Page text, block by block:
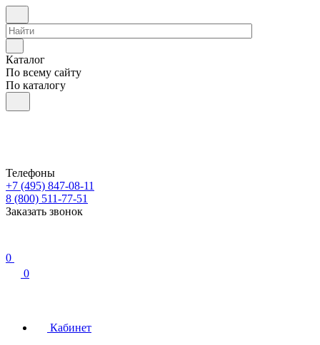
Каталог
По всему сайту
По каталогу
Телефоны
+7 (495) 847-08-11
8 (800) 511-77-51
Заказать звонок
0
0
Кабинет